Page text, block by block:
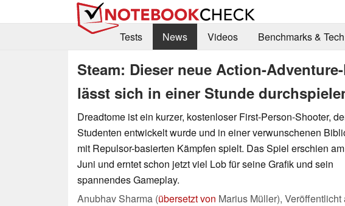
Tests
News Videos Benchmarks & Tech
Steam: Dieser neue Action-
lässt sich in einer Stunde
Dreadtome ist ein kurzer, kostenloser First-Person-Shooter,
Studenten entwickelt wurde und in einer verwunschenen
mit Repulsor-basierten Kämpfen spielt. Das Spiel erschien
Juni und erntet schon jetzt viel Lob für seine Grafik und sein
spannendes Gameplay.
Anubhav Sharma (übersetzt von Marius Müller), Veröffentlicht